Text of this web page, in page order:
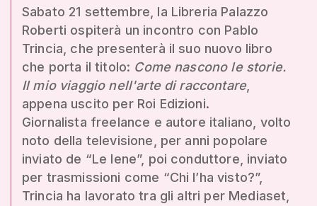
Sabato 21 settembre, la Libreria Palazzo
Roberti ospiterà un incontro con Pablo
Trincia, che presenterà il suo nuovo libro
che porta il titolo: Come nascono le storie.
Il mio viaggio nell'arte di raccontare,
appena uscito per Roi Edizioni.
Giornalista freelance e autore italiano, volto
noto della televisione, per anni popolare
inviato de “Le Iene”, poi conduttore, inviato
per trasmissioni come “Chi l’ha visto?”,
Trincia ha lavorato tra gli altri per Mediaset,